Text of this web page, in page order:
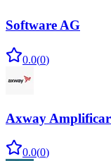
Software AG
0.0(0)
Axway
0.0(0)